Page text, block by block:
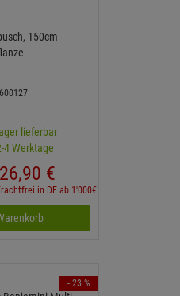
150cm -
lieferbar
4 Werktage
26,90 €
in DE ab 1'000€
- 23 %